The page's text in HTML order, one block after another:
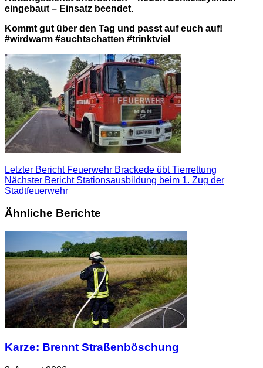
eingebaut – Einsatz beendet.
Kommt gut über den Tag und passt auf euch auf!
#wirdwarm #suchtschatten #trinktviel
Letzter BerichtFeuerwehr Brackede übt Tierrettung
Nächster BerichtStationsausbildung beim 1. Zug der
Stadtfeuerwehr
Ähnliche Berichte
Karze: Brennt Straßenböschung